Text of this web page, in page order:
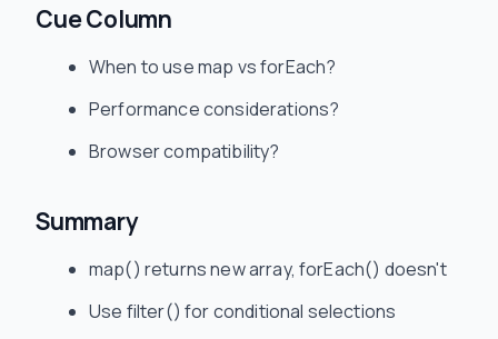
Cue Column
When to use map vs forEach?
Performance considerations?
Browser compatibility?
Summary
map() returns new array, forEach() doesn't
Use filter() for conditional selections